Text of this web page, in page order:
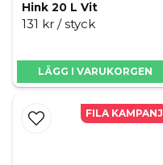
Hink 20 L Vit
131 kr / styck
LÄGG I VARUKORGEN
FILA KAMPANJ